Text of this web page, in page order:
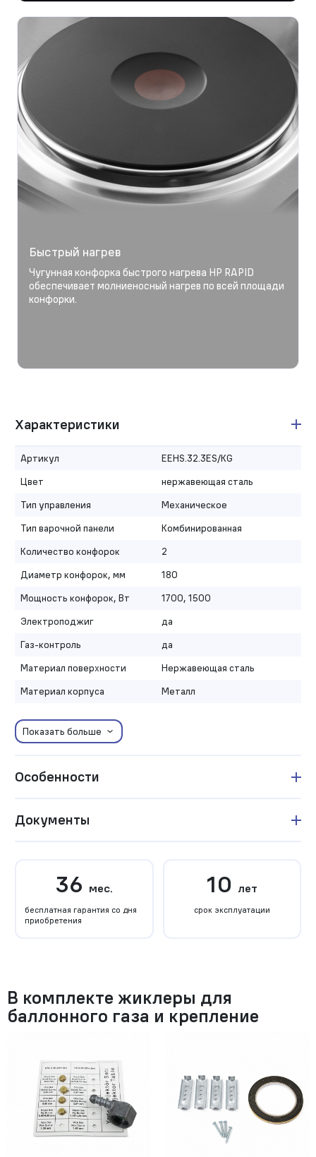
Быстрый нагрев
Чугунная конфорка быстрого нагрева HP RAPID
обеспечивает молниеносный нагрев по всей площади
конфорки.
Характеристики
Артикул
EEHS.32.3ES/KG
Цвет
нержавеющая сталь
Тип управления
Механическое
Тип варочной панели
Комбинированная
Количество конфорок
2
Диаметр конфорок, мм
180
Мощность конфорок, Вт
1700, 1500
Электроподжиг
да
Газ-контроль
да
Материал поверхности
Нержавеющая сталь
Материал корпуса
Металл
Показать больше
Особенности
Документы
36 мес.
бесплатная гарантия со дня
приобретения
10 лет
срок эксплуатации
В комплекте жиклеры для
баллонного газа и крепление